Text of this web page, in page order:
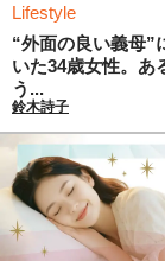
Lifestyle
“外面の良い義母”
いた34歳女性。あ
う...
鈴木詩子